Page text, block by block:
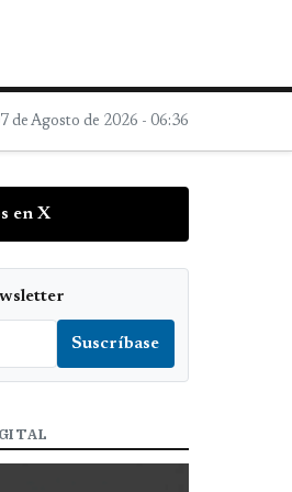
de Agosto de 2026 - 06:36
en X